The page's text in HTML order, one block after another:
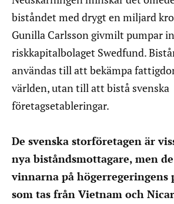
biståndet med drygt en miljard
Gunilla Carlsson givmilt pumpar
riskkapitalbolaget Swedfund.
användas till att bekämpa
världen, utan till att bistå svenska
företagsetableringar.
De svenska storföretagen är
nya biståndsmottagare, men
vinnarna på högerregeringens
som tas från Vietnam och